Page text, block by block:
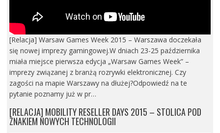
[Relacja] Warsaw Games Week 2015 – Warszawa doczekała
się nowej imprezy gamingowej.W dniach 23-25 października
miała miejsce pierwsza edycja „Warsaw Games Week” –
imprezy związanej z branżą rozrywki elektronicznej. Czy
zagości na mapie Warszawy na dłużej?Odpowiedź na te
pytanie poznamy już w pr…
[RELACJA] MOBILITY RESELLER DAYS 2015 – STOLICA POD
ZNAKIEM NOWYCH TECHNOLOGII